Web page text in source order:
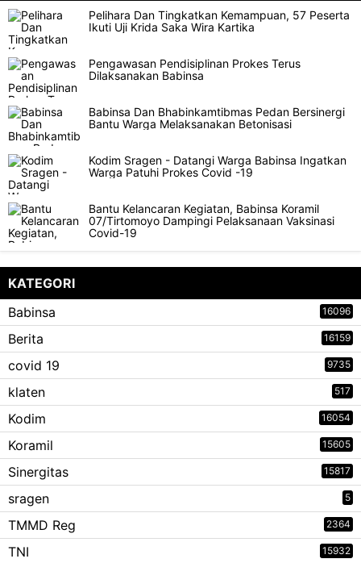
Pelihara Dan Tingkatkan Kemampuan, 57 Peserta
Ikuti Uji Krida Saka Wira Kartika
Pengawasan Pendisiplinan Prokes Terus
Dilaksanakan Babinsa
Babinsa Dan Bhabinkamtibmas Pedan Bersinergi
Bantu Warga Melaksanakan Betonisasi
Kodim Sragen - Datangi Warga Babinsa Ingatkan
Warga Patuhi Prokes Covid -19
Bantu Kelancaran Kegiatan, Babinsa Koramil
07/Tirtomoyo Dampingi Pelaksanaan Vaksinasi
Covid-19
KATEGORI
Babinsa
16096
Berita 16159
covid 19 9735
klaten 517
Kodim 16054
Koramil 15605
Sinergitas 15817
sragen 5
TMMD Reg 2364
TNI 15932